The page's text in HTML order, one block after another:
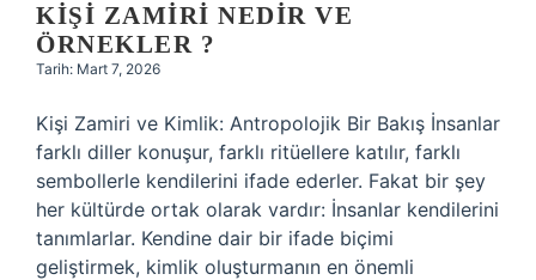
KIŞI ZAMIRI NEDIR VE
ÖRNEKLER ?
Tarih: Mart 7, 2026
Kişi Zamiri ve Kimlik: Antropolojik Bir Bakış İnsanlar
farklı diller konuşur, farklı ritüellere katılır, farklı
sembollerle kendilerini ifade ederler. Fakat bir şey
her kültürde ortak olarak vardır: İnsanlar kendilerini
tanımlarlar. Kendine dair bir ifade biçimi
geliştirmek, kimlik oluşturmanın en önemli